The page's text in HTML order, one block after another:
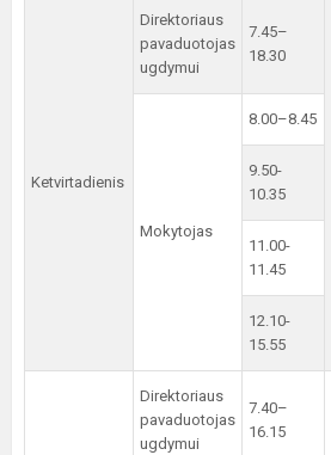
Ketvirtadienis
Direktoriaus
pavaduotojas
ugdymui
7.45–
18.30
Mokytojas
8.00–8.45
9.50-
10.35
11.00-
11.45
12.10-
15.55
Direktoriaus
pavaduotojas
ugdymui
7.40–
16.15